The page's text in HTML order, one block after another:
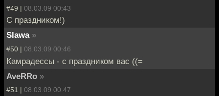
#49 | 08.03.09 00:43
С праздником!)
Slawa »
#50 | 08.03.09 00:46
Камрадессы - с праздником вас ((=
AveRRo »
#51 | 08.03.09 00:47